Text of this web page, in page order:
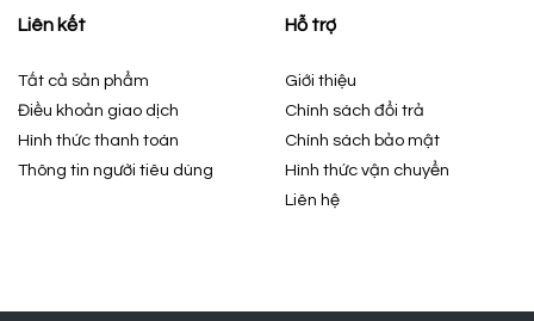
Liên kết
Tất cả sản phẩm
Điều khoản giao dịch
Hình thức thanh toán
Thông tin người tiêu dùng
Hỗ trợ
Giới thiệu
Chính sách đổi trả
Chính sách bảo mật
Hình thức vận chuyển
Liên hệ